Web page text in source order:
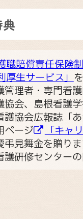
職賠償責任保険
厚生サービス」
管理者・専門看
協会、島根看護
護協会広報誌「
ページ
「キャ
見舞金を贈りま
護研修センター